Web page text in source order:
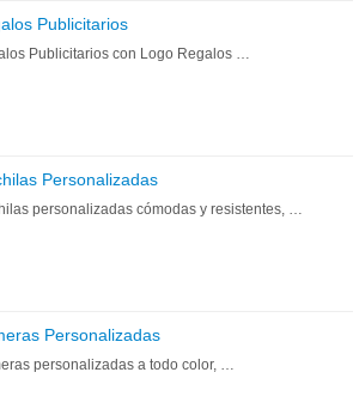
Publicitarios
Publicitarios con Logo Regalos …
Personalizadas
personalizadas cómodas y resistentes, …
Personalizadas
personalizadas a todo color, …